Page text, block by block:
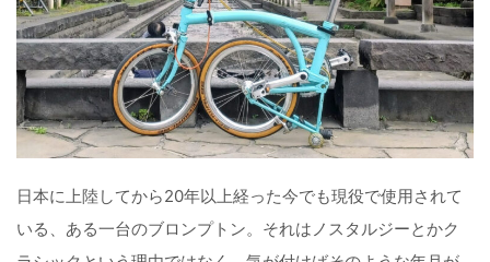
日本に上陸してから20年以上経った今でも現役で使用されて
いる、ある一台のブロンプトン。それはノスタルジーとかク